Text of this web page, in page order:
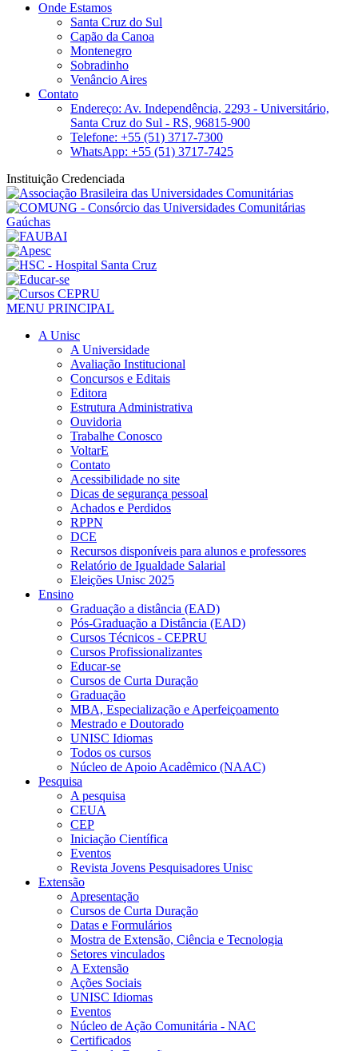
Onde Estamos
Santa Cruz do Sul
Capão da Canoa
Montenegro
Sobradinho
Venâncio Aires
Contato
Endereço: Av. Independência, 2293 - Universitário,
Santa Cruz do Sul - RS, 96815-900
Telefone: +55 (51) 3717-7300
WhatsApp: +55 (51) 3717-7425
Instituição Credenciada
MENU PRINCIPAL
A Unisc
A Universidade
Avaliação Institucional
Concursos e Editais
Editora
Estrutura Administrativa
Ouvidoria
Trabalhe Conosco
VoltarE
Contato
Acessibilidade no site
Dicas de segurança pessoal
Achados e Perdidos
RPPN
DCE
Recursos disponíveis para alunos e professores
Relatório de Igualdade Salarial
Eleições Unisc 2025
Ensino
Graduação a distância (EAD)
Pós-Graduação a Distância (EAD)
Cursos Técnicos - CEPRU
Cursos Profissionalizantes
Educar-se
Cursos de Curta Duração
Graduação
MBA, Especialização e Aperfeiçoamento
Mestrado e Doutorado
UNISC Idiomas
Todos os cursos
Núcleo de Apoio Acadêmico (NAAC)
Pesquisa
A pesquisa
CEUA
CEP
Iniciação Científica
Eventos
Revista Jovens Pesquisadores Unisc
Extensão
Apresentação
Cursos de Curta Duração
Datas e Formulários
Mostra de Extensão, Ciência e Tecnologia
Setores vinculados
A Extensão
Ações Sociais
UNISC Idiomas
Eventos
Núcleo de Ação Comunitária - NAC
Certificados